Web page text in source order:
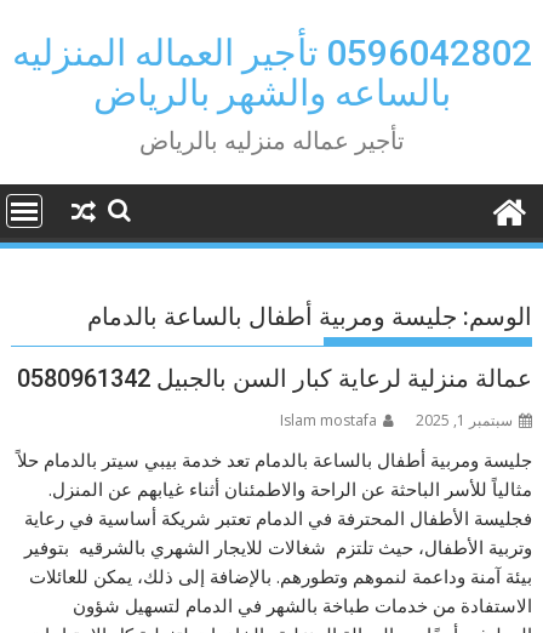
to
content
0596042802 تأجير العماله المنزليه
بالساعه والشهر بالرياض
تأجير عماله منزليه بالرياض
الوسم: جليسة ومربية أطفال بالساعة بالدمام
عمالة منزلية لرعاية كبار السن بالجبيل 0580961342
سبتمبر 1, 2025 Islam mostafa
جليسة ومربية أطفال بالساعة بالدمام تعد خدمة بيبي سيتر بالدمام حلاً
مثالياً للأسر الباحثة عن الراحة والاطمئنان أثناء غيابهم عن المنزل.
فجليسة الأطفال المحترفة في الدمام تعتبر شريكة أساسية في رعاية
وتربية الأطفال، حيث تلتزم شغالات للايجار الشهري بالشرقيه بتوفير
بيئة آمنة وداعمة لنموهم وتطورهم. بالإضافة إلى ذلك، يمكن للعائلات
الاستفادة من خدمات طباخة بالشهر في الدمام لتسهيل شؤون